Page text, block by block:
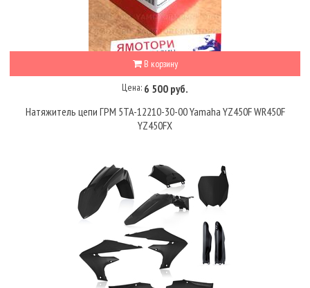
В корзину
Цена: 6 500 руб.
Натяжитель цепи ГРМ 5TA-12210-30-00 Yamaha YZ450F WR450F
YZ450FX